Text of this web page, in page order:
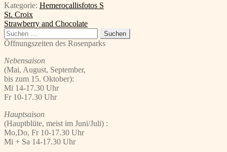
Kategorie: Hemerocallisfotos S
Beitragsnavigation
Vorheriger
Beitrag:
St. Croix
Nächster
Beitrag:
Strawberry and Chocolate
Suchen
nach:
Öffnungszeiten des Rosenparks
Nebensaison
(Mai, August, September,
bis zum 15. Oktober):
Mi 14-17.30 Uhr
Fr 10-17.30 Uhr
Hauptsaison
(Hauptblüte, meist im Juni/Juli) :
Mo,Do, Fr 10-17.30 Uhr
Mi + Sa 14-17.30 Uhr